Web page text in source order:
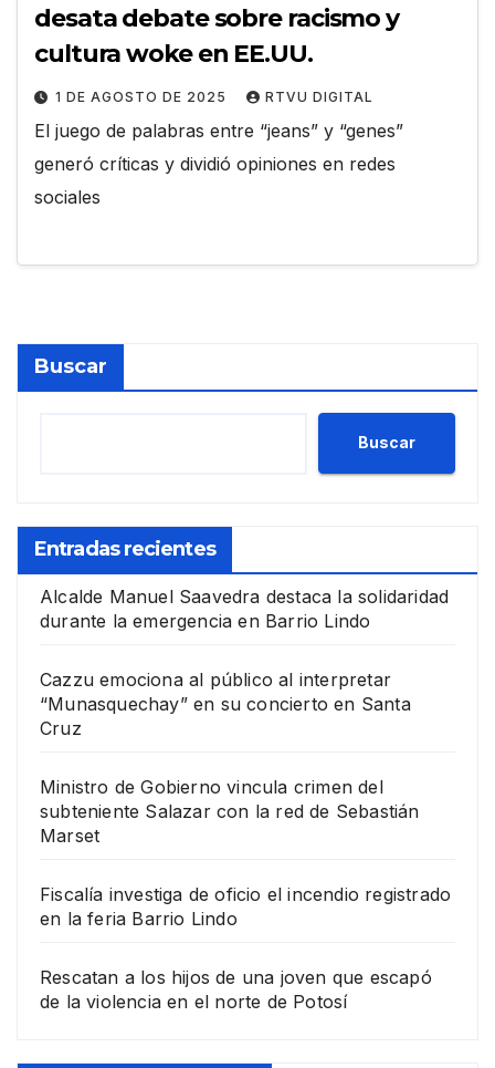
desata debate sobre racismo y
cultura woke en EE.UU.
1 DE AGOSTO DE 2025 RTVU DIGITAL
El juego de palabras entre “jeans” y “genes”
generó críticas y dividió opiniones en redes
sociales
Buscar
Buscar
Entradas recientes
Alcalde Manuel Saavedra destaca la solidaridad
durante la emergencia en Barrio Lindo
Cazzu emociona al público al interpretar
“Munasquechay” en su concierto en Santa
Cruz
Ministro de Gobierno vincula crimen del
subteniente Salazar con la red de Sebastián
Marset
Fiscalía investiga de oficio el incendio registrado
en la feria Barrio Lindo
Rescatan a los hijos de una joven que escapó
de la violencia en el norte de Potosí